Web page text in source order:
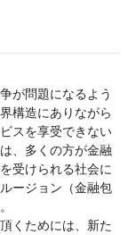
が問題になるよう
構造にありながら
スを享受できない
、多くの方が金融
受けられる社会に
ージョン（金融包
くためには、新た